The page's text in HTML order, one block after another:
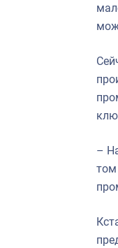
–
том